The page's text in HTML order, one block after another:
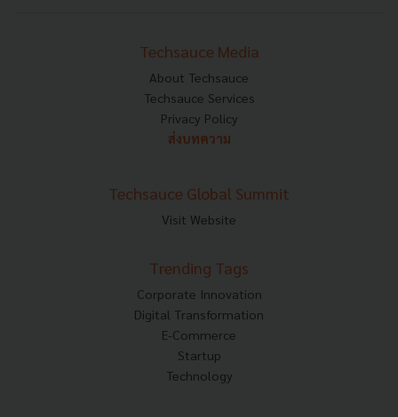
Techsauce Media
About Techsauce
Techsauce Services
Privacy Policy
ส่งบทความ
Techsauce Global Summit
Visit Website
Trending Tags
Corporate Innovation
Digital Transformation
E-Commerce
Startup
Technology